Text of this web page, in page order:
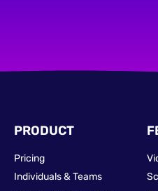
PRODUCT
Pricing
Individuals & Teams